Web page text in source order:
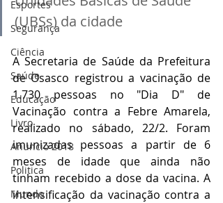
Esportes
Segurança
Ciência
Saúde
Educação
Livro
Anuncio 2018
Politica
Mundo
(UBSs) da cidade
A Secretaria de Saúde da Prefeitura
de Osasco registrou a vacinação de
1.730 pessoas no "Dia D" de
Vacinação contra a Febre Amarela,
realizado no sábado, 22/2. Foram
imunizadas pessoas a partir de 6
meses de idade que ainda não
tinham recebido a dose da vacina. A
intensificação da vacinação contra a